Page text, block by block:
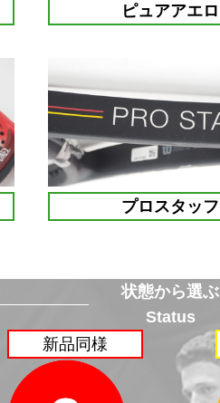
ピュアアエロ
プロスタッフ
状態から選ぶ
Status
新品同様